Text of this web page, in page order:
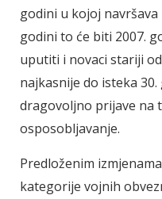
godini u kojoj navršava
godini to će biti 2007.
uputiti i novaci stariji
najkasnije do isteka
dragovoljno prijave na
osposobljavanje.
Predloženim
kategorije vojnih